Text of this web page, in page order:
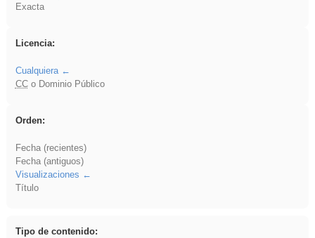
Exacta
Licencia:
Cualquiera
CCo Dominio Público
Orden:
Fecha (recientes)
Fecha (antiguos)
Visualizaciones
Título
Tipo de contenido: